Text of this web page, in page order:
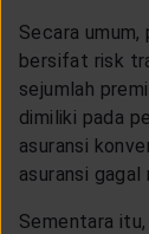
Secara umum,
bersifat risk
sejumlah
dimiliki pada
asuransi
asuransi gagal
Sementara